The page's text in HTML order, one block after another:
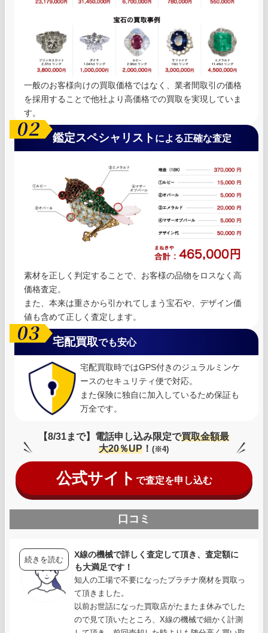
一般のお客様向けの買取価格ではなく、業者間取引の価格
を採用することで他社より高価格での買取を実現していま
す。
鑑定スペシャリスト による正確な査定
素材を正しく判定することで、お客様の品物をロスなく高
価格査定。
また、本来は重さから引かれてしまう宝石や、デザイン価
値も含めて正しく査定します。
宅配買取でも安心
宅配買取時ではGPS付きのジュラルミンケ
ースのセキュリティ便で対応。
また保険に独自に加入しているため保証も
万全です。
【8/31まで】電話申し込み限定で買取金額最
大20％UP ！(※4)
公式サイト で査定を申し込む
口コミ
X線の機械で詳しく査定して頂き、査定額に
も大満足です！
知人の工場で不要になったプラチナ廃材を買取っ
て頂きました。
以前お世話になった買取店がたまたま休みでした
ので見て頂いたところ、X線の機械で細かく計測
続きを読む